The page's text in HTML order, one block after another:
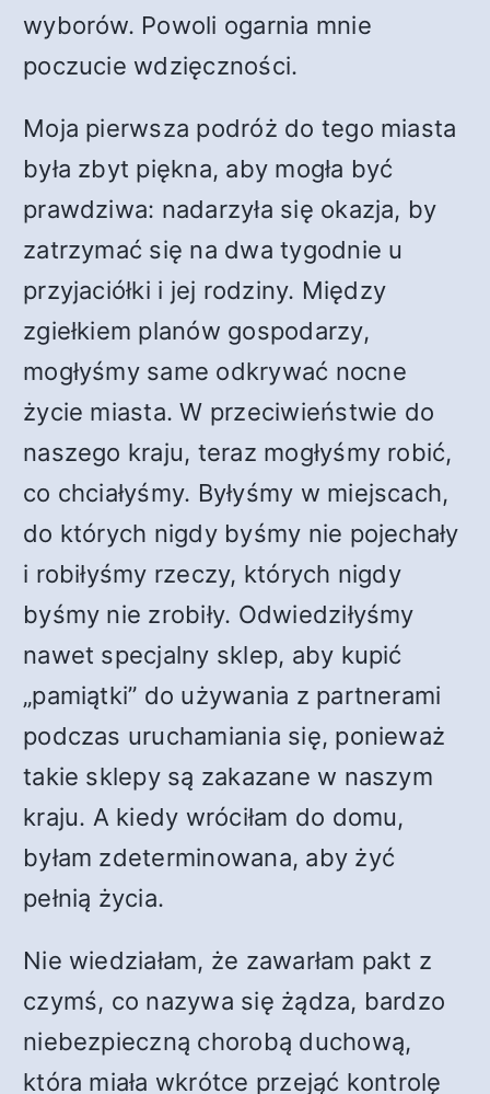
wyborów. Powoli ogarnia mnie
poczucie wdzięczności.
Moja pierwsza podróż do tego miasta
była zbyt piękna, aby mogła być
prawdziwa: nadarzyła się okazja, by
zatrzymać się na dwa tygodnie u
przyjaciółki i jej rodziny. Między
zgiełkiem planów gospodarzy,
mogłyśmy same odkrywać nocne
życie miasta. W przeciwieństwie do
naszego kraju, teraz mogłyśmy robić,
co chciałyśmy. Byłyśmy w miejscach,
do których nigdy byśmy nie pojechały
i robiłyśmy rzeczy, których nigdy
byśmy nie zrobiły. Odwiedziłyśmy
nawet specjalny sklep, aby kupić
„pamiątki” do używania z partnerami
podczas uruchamiania się, ponieważ
takie sklepy są zakazane w naszym
kraju. A kiedy wróciłam do domu,
byłam zdeterminowana, aby żyć
pełnią życia.
Nie wiedziałam, że zawarłam pakt z
czymś, co nazywa się żądza, bardzo
niebezpieczną chorobą duchową,
która miała wkrótce przejąć kontrolę